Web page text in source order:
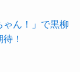
ん！」で黒柳
！